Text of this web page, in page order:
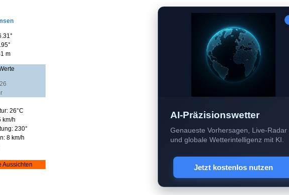
AI-Präzisionswetter
Genaueste Vorhersagen, Live-Radar
und globale Wetterintelligenz mit KI.
Jetzt kostenlos nutzen